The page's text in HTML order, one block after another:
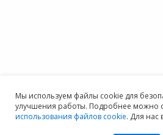
Мы используем файлы cookie для
улучшения работы. Подробнее можно
использования файлов cookie. Для нас